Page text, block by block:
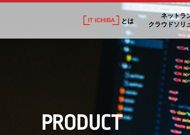
とは
ネットラ
クラウドソリ
PRODUCT